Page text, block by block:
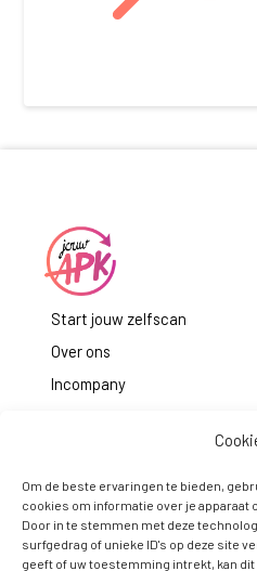
Om de beste ervaringen te bieden,
cookies om informatie over je apparaat
Door in te stemmen met deze
surfgedrag of unieke ID's op deze site
geeft of uw toestemming intrekt, kan
Start jouw zelfscan
Over ons
Incompany